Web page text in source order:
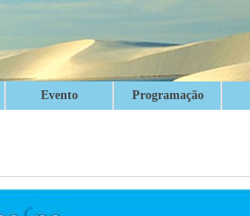
Evento Programação